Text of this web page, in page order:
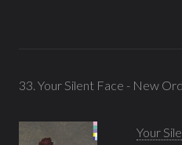
33. Your Silent Face - New
Your